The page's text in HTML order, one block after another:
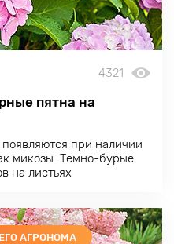
4321
пятна на
при наличии
микозы. Темно-бурые
на листьях
АГРОНОМА